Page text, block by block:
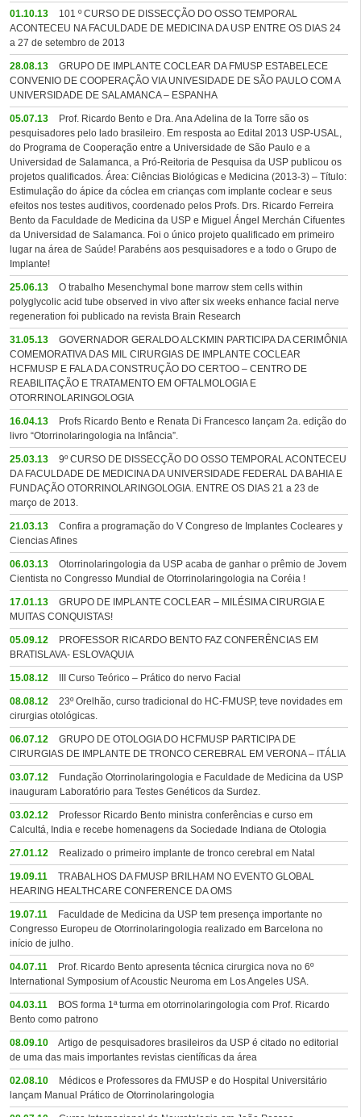
01.10.13
101 º CURSO DE DISSECÇÃO DO OSSO TEMPORAL
ACONTECEU NA FACULDADE DE MEDICINA DA USP ENTRE OS DIAS 24
a 27 de setembro de 2013
28.08.13
GRUPO DE IMPLANTE COCLEAR DA FMUSP ESTABELECE
CONVENIO DE COOPERAÇÃO VIA UNIVESIDADE DE SÃO PAULO COM A
UNIVERSIDADE DE SALAMANCA – ESPANHA
05.07.13
Prof. Ricardo Bento e Dra. Ana Adelina de la Torre são os
pesquisadores pelo lado brasileiro. Em resposta ao Edital 2013 USP-USAL,
do Programa de Cooperação entre a Universidade de São Paulo e a
Universidad de Salamanca, a Pró-Reitoria de Pesquisa da USP publicou os
projetos qualificados. Área: Ciências Biológicas e Medicina (2013-3) – Título:
Estimulação do ápice da cóclea em crianças com implante coclear e seus
efeitos nos testes auditivos, coordenado pelos Profs. Drs. Ricardo Ferreira
Bento da Faculdade de Medicina da USP e Miguel Ángel Merchán Cifuentes
da Universidad de Salamanca. Foi o único projeto qualificado em primeiro
lugar na área de Saúde! Parabéns aos pesquisadores e a todo o Grupo de
Implante!
25.06.13
O trabalho Mesenchymal bone marrow stem cells within
polyglycolic acid tube observed in vivo after six weeks enhance facial nerve
regeneration foi publicado na revista Brain Research
31.05.13
GOVERNADOR GERALDO ALCKMIN PARTICIPA DA CERIMÔNIA
COMEMORATIVA DAS MIL CIRURGIAS DE IMPLANTE COCLEAR
HCFMUSP E FALA DA CONSTRUÇÃO DO CERTOO – CENTRO DE
REABILITAÇÃO E TRATAMENTO EM OFTALMOLOGIA E
OTORRINOLARINGOLOGIA
16.04.13
Profs Ricardo Bento e Renata Di Francesco lançam 2a. edição do
livro “Otorrinolaringologia na Infância”.
25.03.13
9º CURSO DE DISSECÇÃO DO OSSO TEMPORAL ACONTECEU
DA FACULDADE DE MEDICINA DA UNIVERSIDADE FEDERAL DA BAHIA E
FUNDAÇÃO OTORRINOLARINGOLOGIA. ENTRE OS DIAS 21 a 23 de
março de 2013.
21.03.13
Confira a programação do V Congreso de Implantes Cocleares y
Ciencias Afines
06.03.13
Otorrinolaringologia da USP acaba de ganhar o prêmio de Jovem
Cientista no Congresso Mundial de Otorrinolaringologia na Coréia !
17.01.13
GRUPO DE IMPLANTE COCLEAR – MILÉSIMA CIRURGIA E
MUITAS CONQUISTAS!
05.09.12
PROFESSOR RICARDO BENTO FAZ CONFERÊNCIAS EM
BRATISLAVA- ESLOVAQUIA
15.08.12 III Curso Teórico – Prático do nervo Facial
08.08.12
23º Orelhão, curso tradicional do HC-FMUSP, teve novidades em
cirurgias otológicas.
06.07.12
GRUPO DE OTOLOGIA DO HCFMUSP PARTICIPA DE
CIRURGIAS DE IMPLANTE DE TRONCO CEREBRAL EM VERONA – ITÁLIA
03.07.12
Fundação Otorrinolaringologia e Faculdade de Medicina da USP
inauguram Laboratório para Testes Genéticos da Surdez.
03.02.12
Professor Ricardo Bento ministra conferências e curso em
Calcultá, India e recebe homenagens da Sociedade Indiana de Otologia
27.01.12 Realizado o primeiro implante de tronco cerebral em Natal
19.09.11
TRABALHOS DA FMUSP BRILHAM NO EVENTO GLOBAL
HEARING HEALTHCARE CONFERENCE DA OMS
19.07.11
Faculdade de Medicina da USP tem presença importante no
Congresso Europeu de Otorrinolaringologia realizado em Barcelona no
início de julho.
04.07.11
Prof. Ricardo Bento apresenta técnica cirurgica nova no 6º
International Symposium of Acoustic Neuroma em Los Angeles USA.
04.03.11
BOS forma 1ª turma em otorrinolaringologia com Prof. Ricardo
Bento como patrono
08.09.10
Artigo de pesquisadores brasileiros da USP é citado no editorial
de uma das mais importantes revistas científicas da área
02.08.10
Médicos e Professores da FMUSP e do Hospital Universitário
lançam Manual Prático de Otorrinolaringologia